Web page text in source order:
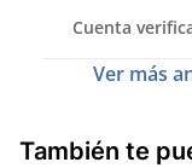
Cuenta
Ver más
También te